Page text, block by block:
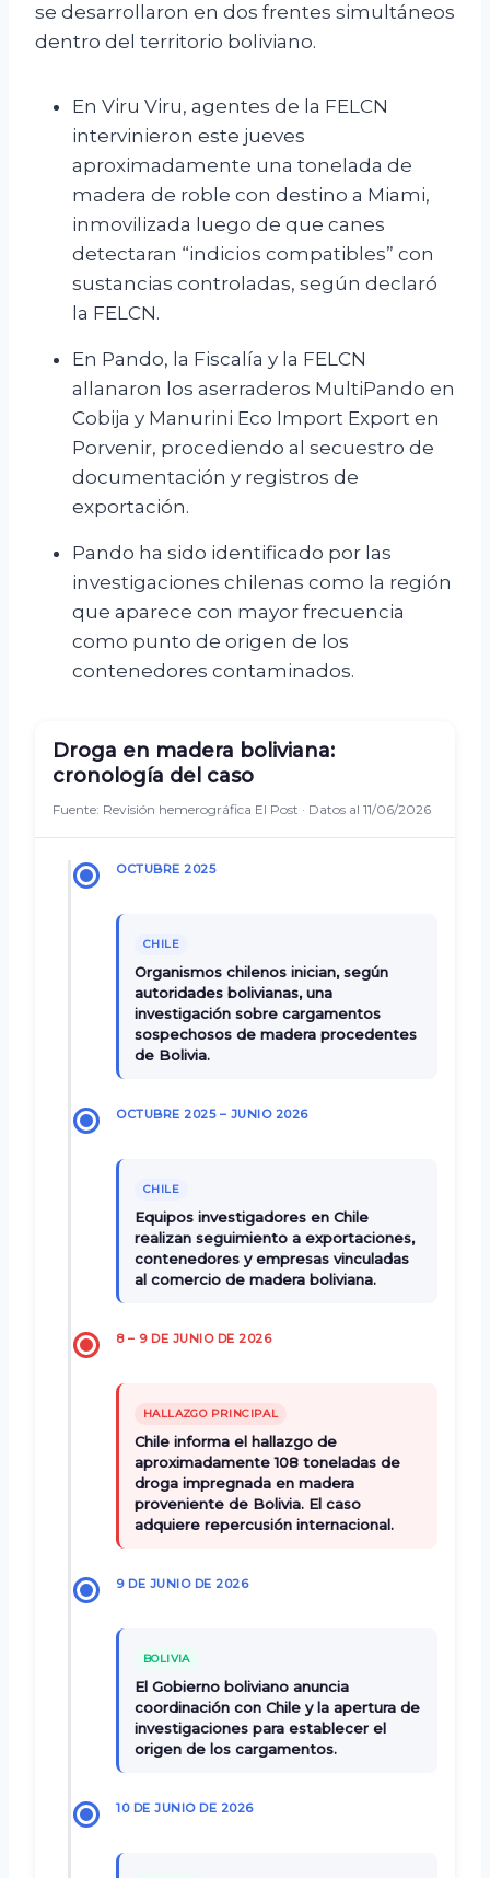
se desarrollaron en dos frentes simultáneos
dentro del territorio boliviano.
En Viru Viru, agentes de la FELCN
intervinieron este jueves
aproximadamente una tonelada de
madera de roble con destino a Miami,
inmovilizada luego de que canes
detectaran “indicios compatibles” con
sustancias controladas, según declaró
la FELCN.
En Pando, la Fiscalía y la FELCN
allanaron los aserraderos MultiPando en
Cobija y Manurini Eco Import Export en
Porvenir, procediendo al secuestro de
documentación y registros de
exportación.
Pando ha sido identificado por las
investigaciones chilenas como la región
que aparece con mayor frecuencia
como punto de origen de los
contenedores contaminados.
Droga en madera boliviana:
cronología del caso
Fuente: Revisión hemerográfica El Post · Datos al 11/06/2026
OCTUBRE 2025
CHILE
Organismos chilenos inician, según
autoridades bolivianas, una
investigación sobre cargamentos
sospechosos de madera procedentes
de Bolivia.
OCTUBRE 2025 – JUNIO 2026
CHILE
Equipos investigadores en Chile
realizan seguimiento a exportaciones,
contenedores y empresas vinculadas
al comercio de madera boliviana.
8 – 9 DE JUNIO DE 2026
HALLAZGO PRINCIPAL
Chile informa el hallazgo de
aproximadamente 108 toneladas de
droga impregnada en madera
proveniente de Bolivia. El caso
adquiere repercusión internacional.
9 DE JUNIO DE 2026
BOLIVIA
El Gobierno boliviano anuncia
coordinación con Chile y la apertura de
investigaciones para establecer el
origen de los cargamentos.
10 DE JUNIO DE 2026